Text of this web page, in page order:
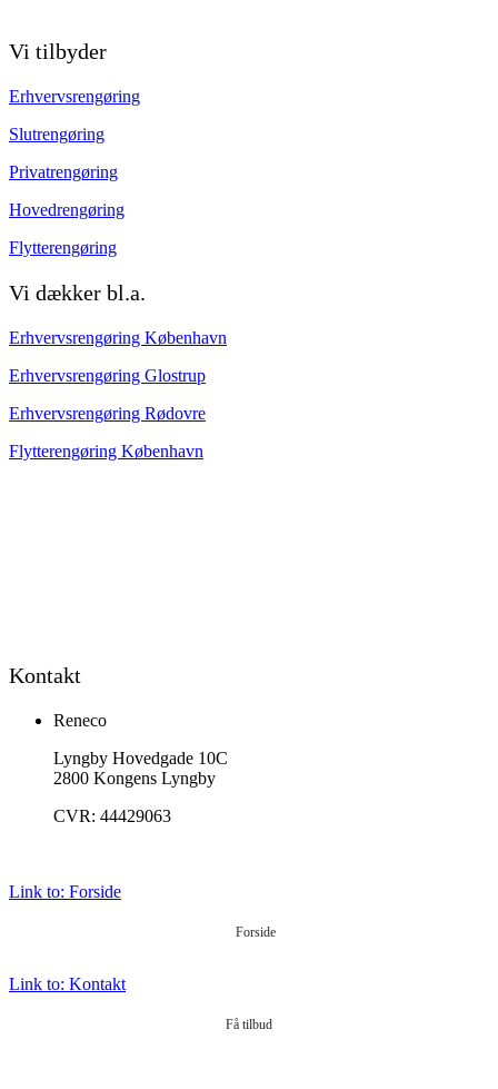
Vi tilbyder
Erhvervsrengøring
Slutrengøring
Privatrengøring
Hovedrengøring
Flytterengøring
Vi dækker bl.a.
Erhvervsrengøring København
Erhvervsrengøring Glostrup
Erhvervsrengøring Rødovre
Flytterengøring København
Kontakt
Reneco
Lyngby Hovedgade 10C
2800 Kongens Lyngby
CVR: 44429063
Link to: Forside
Forside
Link to: Kontakt
Få tilbud